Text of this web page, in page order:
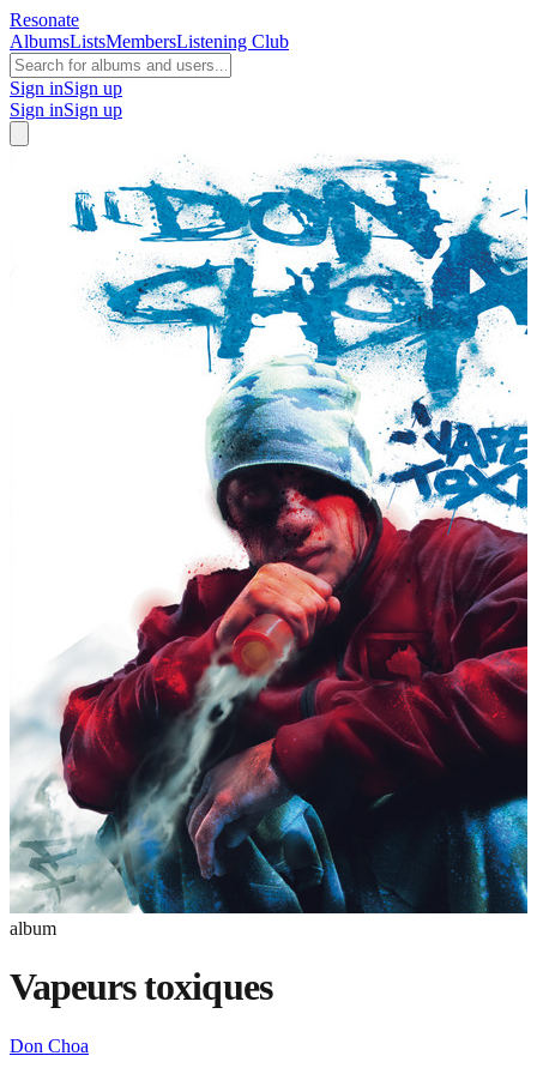
Resonate
AlbumsListsMembersListening Club
Sign inSign up
Sign inSign up
album
Vapeurs toxiques
Don Choa